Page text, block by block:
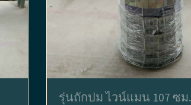
รุ่นถักปม ไวน์แมน 107 ซม.